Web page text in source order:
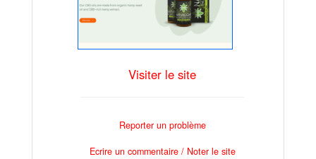
Visiter le site
Reporter un problème
Ecrire un commentaire / Noter le site